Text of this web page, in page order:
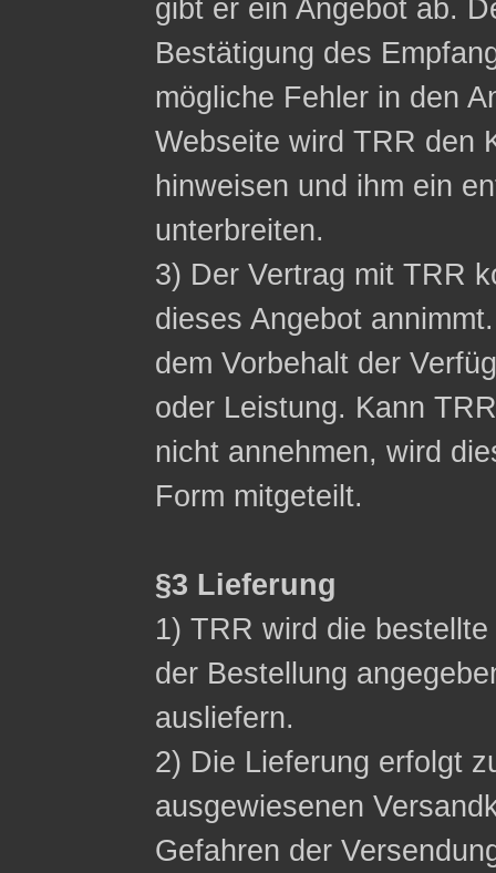
gibt er ein Angebot ab.
Bestätigung des
mögliche Fehler in den
Webseite wird TRR den
hinweisen und ihm ein
unterbreiten.
3) Der Vertrag mit TRR
dieses Angebot
dem Vorbehalt der
oder Leistung. Kann
nicht annehmen, wird
Form mitgeteilt.
§3 Lieferung
1) TRR wird die
der Bestellung
ausliefern.
2) Die Lieferung erfolgt
ausgewiesenen
Gefahren der